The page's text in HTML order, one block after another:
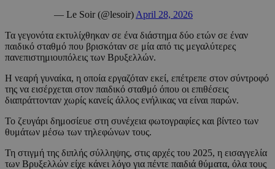
— Le Soir (@lesoir) April 28, 2026
Τα γεγονότα εκτυλίχθηκαν σε ένα διάστημα δύο ετών σε έναν
παιδικό σταθμό που βρισκόταν σε μία από τις μεγαλύτερες
πανεπιστημιουπόλεις των Βρυξελλών.
Η νεαρή γυναίκα, η οποία εργαζόταν εκεί, επέτρεπε στον σύντροφό
της να εισέρχεται στον παιδικό σταθμό όπου οι επιθέσεις
διαπράττονταν χωρίς κανείς άλλος ενήλικας να είναι παρών.
Το ζευγάρι δημοσίευε στη συνέχεια φωτογραφίες και βίντεο των
θυμάτων μέσω των τηλεφώνων τους.
Τη στιγμή της διπλής σύλληψης, στις αρχές του 2025, η εισαγγελία
των Βρυξελλών είχε κάνει λόγο για πέντε παιδιά θύματα, όλα τους